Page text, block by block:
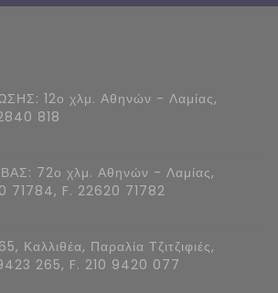
12ο χλμ. Αθηνών - Λαμίας,
818
72ο χλμ. Αθηνών - Λαμίας,
71784, F. 22620 71782
Παραλία Τζιτζιφιές,
265, F. 210 9420 077